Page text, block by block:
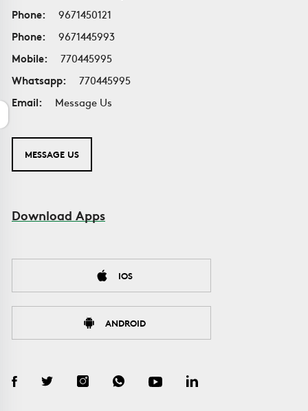
Phone:
9671450121
Phone:
9671445993
Mobile:
770445995
Whatsapp:
770445995
Email:
Message Us
MESSAGE US
Download Apps
IOS
ANDROID